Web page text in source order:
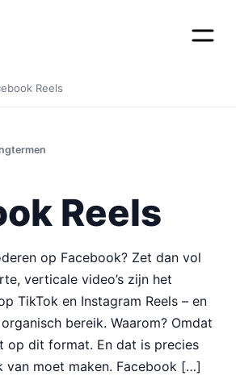
Reels
Reels
op Facebook? Zet dan vol
verticale video’s zijn het
TikTok en Instagram Reels – en
bereik. Waarom? Omdat
op dit format. En dat is precies
van moet maken. Facebook […]